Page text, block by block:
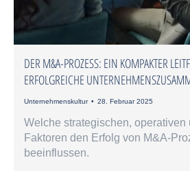
DER M&A-PROZESS: EIN KOMPAKTER
ERFOLGREICHE
Unternehmenskultur 28. Februar 2025
Welche strategischen, operativen
Faktoren den Erfolg von M&A-
beeinflussen.